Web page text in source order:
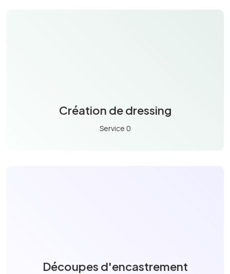
Création de dressing
Service 0
Découpes d'encastrement